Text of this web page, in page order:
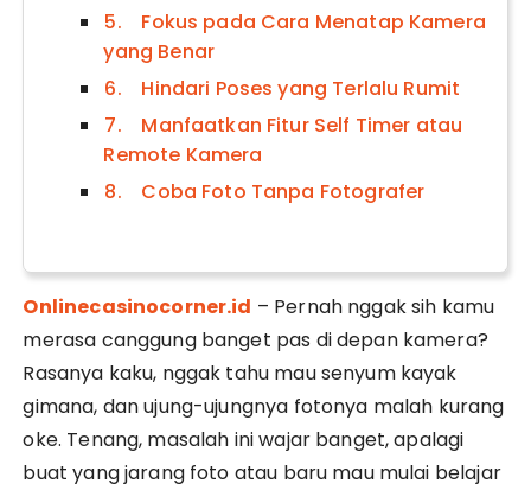
5. Fokus pada Cara Menatap Kamera
yang Benar
6. Hindari Poses yang Terlalu Rumit
7. Manfaatkan Fitur Self Timer atau
Remote Kamera
8. Coba Foto Tanpa Fotografer
Onlinecasinocorner.id – Pernah nggak sih kamu
merasa canggung banget pas di depan kamera?
Rasanya kaku, nggak tahu mau senyum kayak
gimana, dan ujung-ujungnya fotonya malah kurang
oke. Tenang, masalah ini wajar banget, apalagi
buat yang jarang foto atau baru mau mulai belajar